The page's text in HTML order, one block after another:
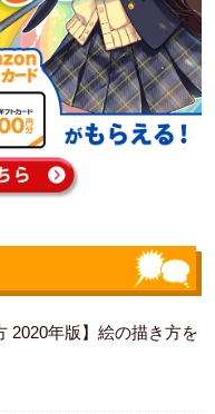
2020年版】絵の描き方を